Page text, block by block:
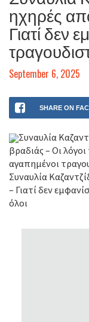
ηχηρές
Γιατί δεν
September 6, 2025
SHARE ON
Συναυλία
βραδιάς – Οι
αγαπημένοι
Συναυλία
– Γιατί δεν
όλοι